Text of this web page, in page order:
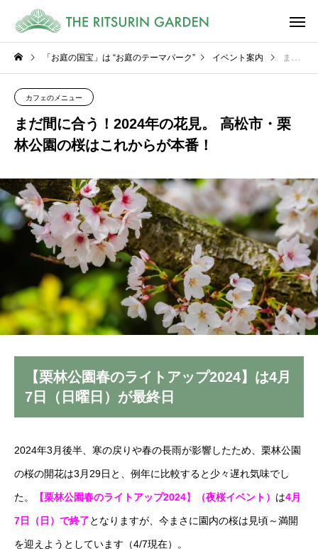
「お庭の国宝」は “お庭のテーマパーク” イベント案内 まだ間に合う！2024年の花見。 高松市・栗林公園の桜はこれからが本番！
カフェのメニュー
まだ間に合う！2024年の花見。 高松市・栗
林公園の桜はこれからが本番！
【栗林公園春のライトアップ2024】は4月
7日（日曜日）が最終日
2024年3月後半、寒の戻りや春の長雨が影響したため、栗林公園
の桜の開花は3月29日と、例年に比較すると少々遅れ気味でし
た。 【栗林公園春のライトアップ2024】 （夜桜イベント） は4月
7日（日）で終了となりますが、 今まさに園内の桜は見頃～満開
を迎えようとしています（4/7現在）。